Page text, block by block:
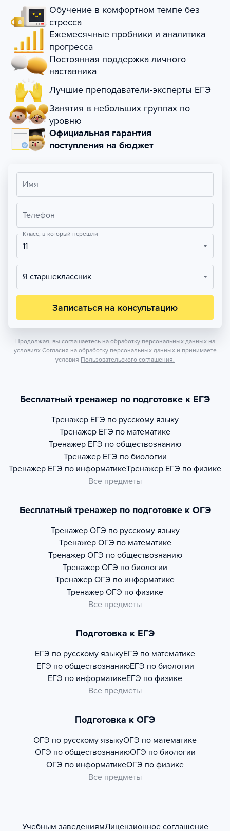
Обучение в комфортном темпе без
стресса
Ежемесячные пробники и аналитика
прогресса
Постоянная поддержка личного
наставника
Лучшие преподаватели-эксперты ЕГЭ
Занятия в небольших группах по
уровню
Официальная гарантия
поступления на бюджет
Имя
Телефон
Класс, в который перешли
11
Я старшеклассник
Записаться на консультацию
Продолжая, вы соглашаетесь на обработку персональных данных на
условиях Согласия на обработку персональных данных и принимаете
условия Пользовательского соглашения.
Бесплатный тренажер по подготовке к ЕГЭ
Тренажер ЕГЭ по русскому языку
Тренажер ЕГЭ по математике
Тренажер ЕГЭ по обществознанию
Тренажер ЕГЭ по биологии
Тренажер ЕГЭ по информатикеТренажер ЕГЭ по физике
Все предметы
Бесплатный тренажер по подготовке к ОГЭ
Тренажер ОГЭ по русскому языку
Тренажер ОГЭ по математике
Тренажер ОГЭ по обществознанию
Тренажер ОГЭ по биологии
Тренажер ОГЭ по информатике
Тренажер ОГЭ по физике
Все предметы
Подготовка к ЕГЭ
ЕГЭ по русскому языкуЕГЭ по математике
ЕГЭ по обществознаниюЕГЭ по биологии
ЕГЭ по информатикеЕГЭ по физике
Все предметы
Подготовка к ОГЭ
ОГЭ по русскому языкуОГЭ по математике
ОГЭ по обществознаниюОГЭ по биологии
ОГЭ по информатикеОГЭ по физике
Все предметы
Учебным заведениямЛицензионное соглашение